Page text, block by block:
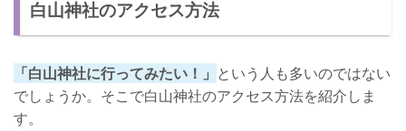
白山神社のアクセス方法
「白山神社に行ってみたい！」 という人も多いのではない
でしょうか。そこで白山神社のアクセス方法を紹介しま
す。